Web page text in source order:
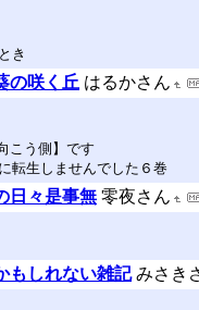
き
の咲く丘 はるかさん
う側】です
転生しませんでした６巻
日々是事無 零夜さん
もしれない雑記 みさき